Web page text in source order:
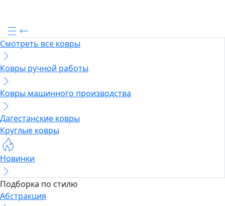
Смотреть все ковры
Ковры ручной работы
Ковры машинного производства
Дагестанские ковры
Круглые ковры
Новинки
Подборка по стилю
Абстракция